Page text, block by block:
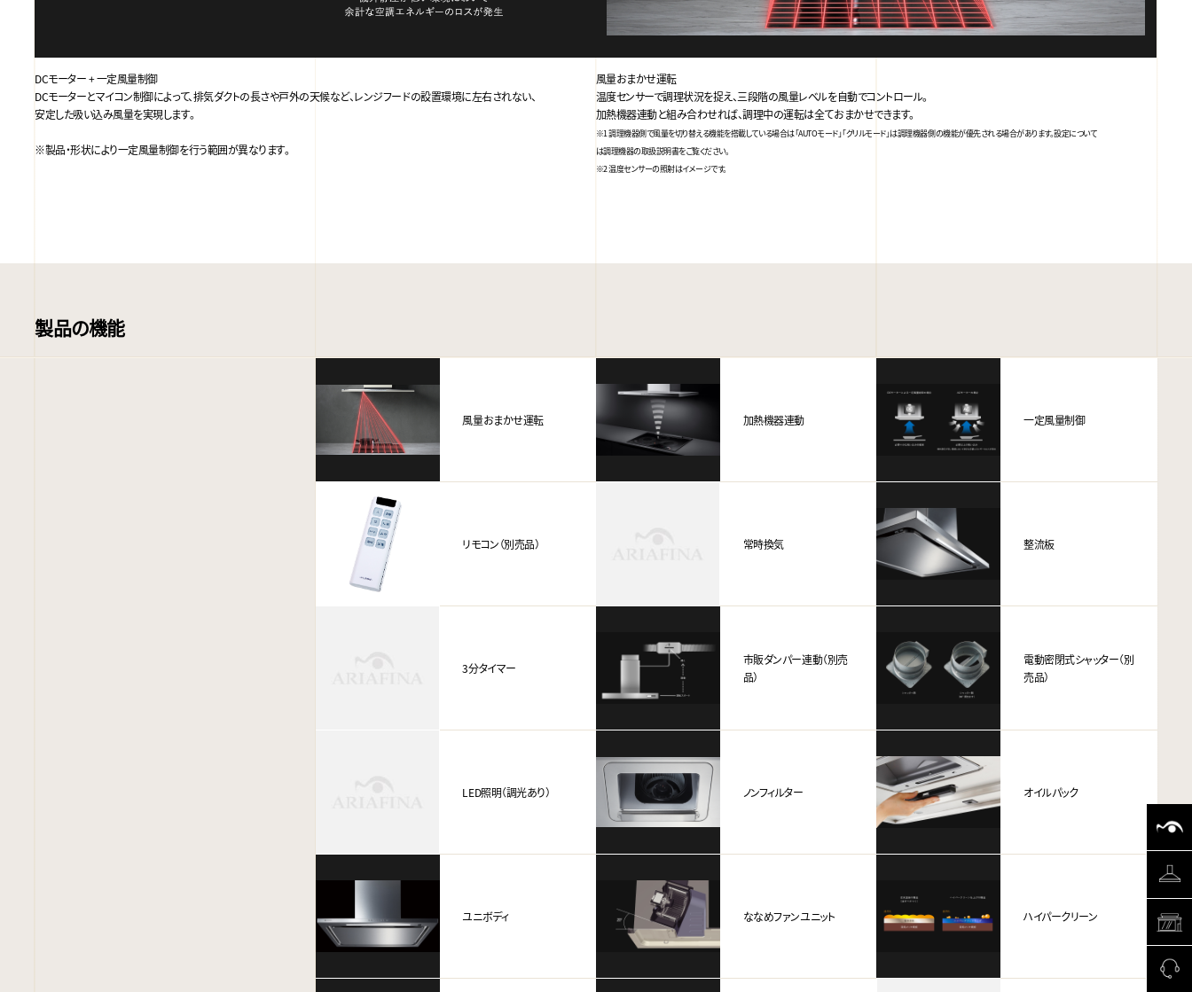
DCモーター + 一定風量制御
DCモーターとマイコン制御によって、排気ダクトの長さや戸外の天候など、レンジフードの設置環境に左右されない、
安定した吸い込み風量を実現します。
※製品・形状により一定風量制御を行う範囲が異なります。
風量おまかせ運転
温度センサーで調理状況を捉え、三段階の風量レベルを自動でコントロール。
加熱機器連動と組み合わせれば、調理中の運転は全ておまかせできます。
※1 調理機器側で風量を切り替える機能を搭載している場合は「AUTOモード」「グリルモード」は調理機器側の機能が優先される場合があります。設定について
は調理機器の取扱説明書をご覧ください。
※2 温度センサーの照射はイメージです。
製品の機能
風量おまかせ運転 加熱機器連動 一定風量制御
リモコン（別売品） 常時換気 整流板
3分タイマー
市販ダンパー連動（別売
品）
電動密閉式シャッター（別
売品）
LED照明（調光あり） ノンフィルター オイルパック
ユニボディ ななめファンユニット ハイパークリーン